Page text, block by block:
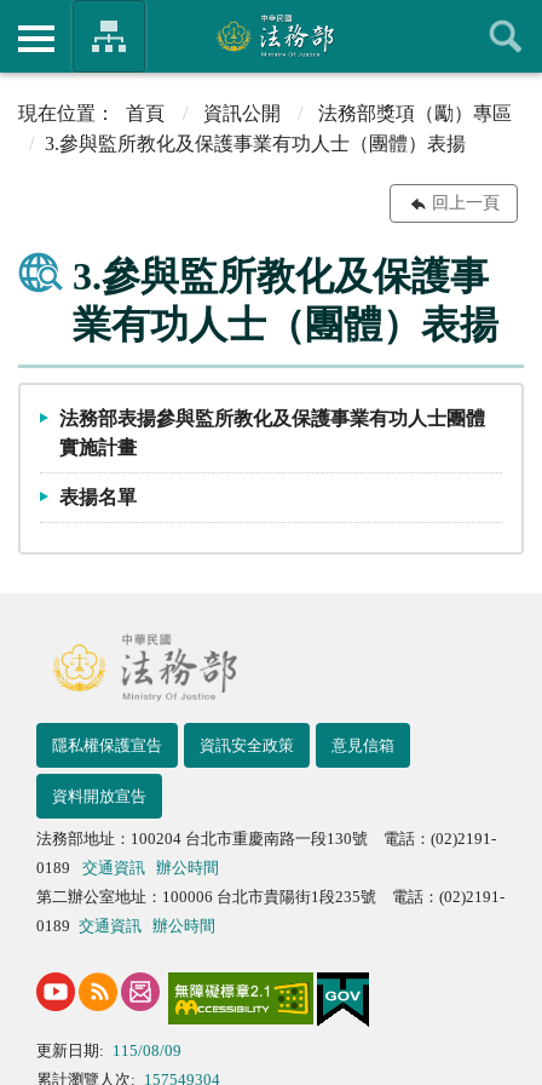
首頁 資訊公開
法務部獎項（勵）專區
3.參與監所教化及保護事業有功人士（團體）表揚
回上一頁
3.參與監所教化及保護事
業有功人士（團體）表揚
法務部表揚參與監所教化及保護事業有功人士團體
實施計畫
表揚名單
隱私權保護宣告 資訊安全政策 意見信箱
資料開放宣告
法務部地址：100204 台北市重慶南路一段130號 電話：(02)2191-
0189
交通資訊
辦公時間
第二辦公室地址：100006 台北市貴陽街1段235號 電話：(02)2191-
0189 交通資訊 辦公時間
更新日期: 115/08/09
累計瀏覽人次: 157549304